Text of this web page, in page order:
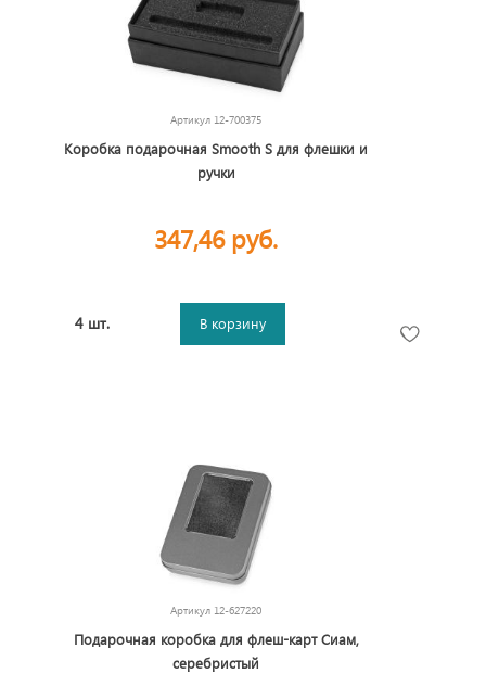
Артикул 12-700375
Коробка подарочная Smooth S для флешки и
ручки
347,46 руб.
4 шт. В корзину
Артикул 12-627220
Подарочная коробка для флеш-карт Сиам,
серебристый